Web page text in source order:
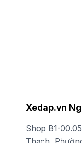
Xedap.vn
Shop B1-
Thạch,